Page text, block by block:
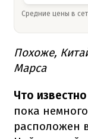
Средние цены в
Похоже,
Марса
Что
пока
расположен